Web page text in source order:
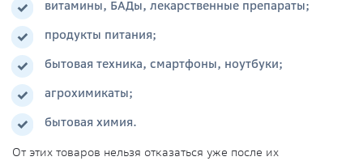
витамины, БАДы, лекарственные препараты;
продукты питания;
бытовая техника, смартфоны, ноутбуки;
агрохимикаты;
бытовая химия.
От этих товаров нельзя отказаться уже после их